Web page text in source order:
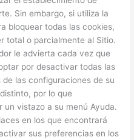
Sin embargo, si utiliza la
bloquear todas las cookies,
total o parcialmente al Sitio.
le advierta cada vez que
por desactivar todas las
las configuraciones de su
por lo que
vistazo a su menú Ayuda.
en los que encontrará
sus preferencias en los